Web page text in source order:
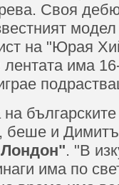
Своя
на "Юрая
има
беше и
. "В
има по